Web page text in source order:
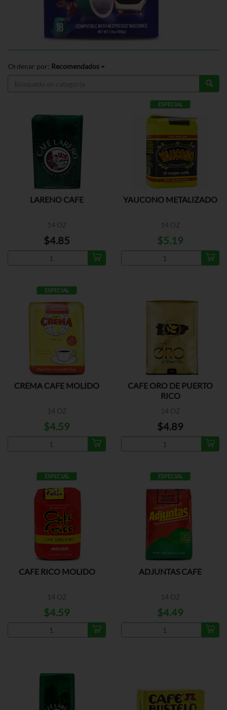
Ordenar por: Recomendados
LARENO CAFE
14 OZ
$4.85
ESPECIAL
YAUCONO METALIZADO
14 OZ
$5.19
ESPECIAL
CREMA CAFE MOLIDO
14 OZ
$4.59
CAFE ORO DE PUERTO
RICO
14 OZ
$4.89
ESPECIAL
CAFE RICO MOLIDO
14 OZ
$4.59
ESPECIAL
ADJUNTAS CAFE
14 OZ
$4.49